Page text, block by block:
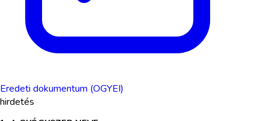
Eredeti dokumentum (OGYEI)
hirdetés